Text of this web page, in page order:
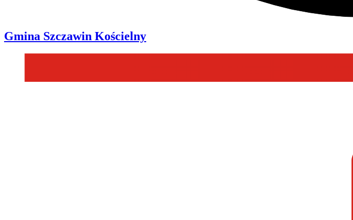
Gmina Szczawin Kościelny